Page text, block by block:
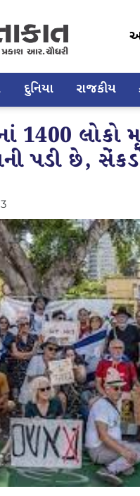
દુનિયા રાજકીય
1400 લોકો
પડી છે,